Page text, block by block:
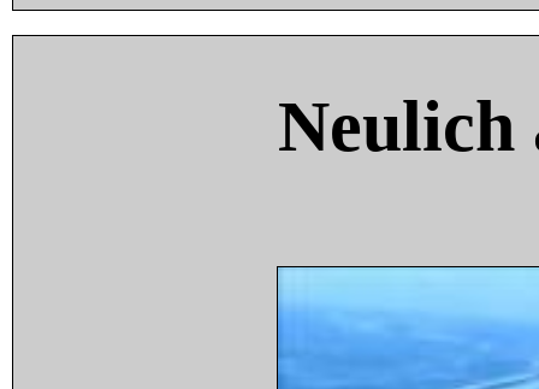
Neulich